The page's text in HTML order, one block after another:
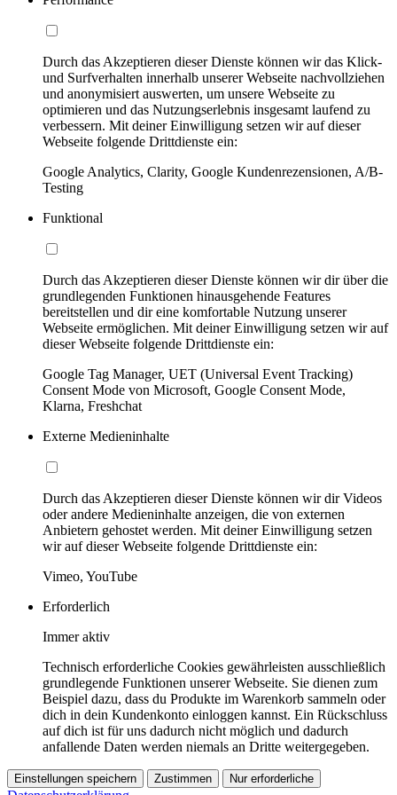
Durch das Akzeptieren dieser Dienste können wir das Klick-
und Surfverhalten innerhalb unserer Webseite nachvollziehen
und anonymisiert auswerten, um unsere Webseite zu
optimieren und das Nutzungserlebnis insgesamt laufend zu
verbessern. Mit deiner Einwilligung setzen wir auf dieser
Webseite folgende Drittdienste ein:
Google Analytics, Clarity, Google Kundenrezensionen, A/B-
Testing
Funktional
Durch das Akzeptieren dieser Dienste können wir dir über die
grundlegenden Funktionen hinausgehende Features
bereitstellen und dir eine komfortable Nutzung unserer
Webseite ermöglichen. Mit deiner Einwilligung setzen wir auf
dieser Webseite folgende Drittdienste ein:
Google Tag Manager, UET (Universal Event Tracking)
Consent Mode von Microsoft, Google Consent Mode,
Klarna, Freshchat
Externe Medieninhalte
Durch das Akzeptieren dieser Dienste können wir dir Videos
oder andere Medieninhalte anzeigen, die von externen
Anbietern gehostet werden. Mit deiner Einwilligung setzen
wir auf dieser Webseite folgende Drittdienste ein:
Vimeo, YouTube
Erforderlich
Immer aktiv
Technisch erforderliche Cookies gewährleisten ausschließlich
grundlegende Funktionen unserer Webseite. Sie dienen zum
Beispiel dazu, dass du Produkte im Warenkorb sammeln oder
dich in dein Kundenkonto einloggen kannst. Ein Rückschluss
auf dich ist für uns dadurch nicht möglich und dadurch
anfallende Daten werden niemals an Dritte weitergegeben.
Einstellungen speichern Zustimmen Nur erforderliche